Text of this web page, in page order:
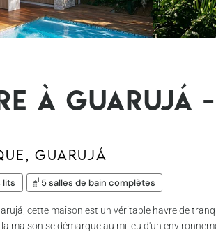
à Guarujá -
Guarujá
lits 5 salles de bain complètes
cette maison est un véritable havre de
maison se démarque au milieu d'un